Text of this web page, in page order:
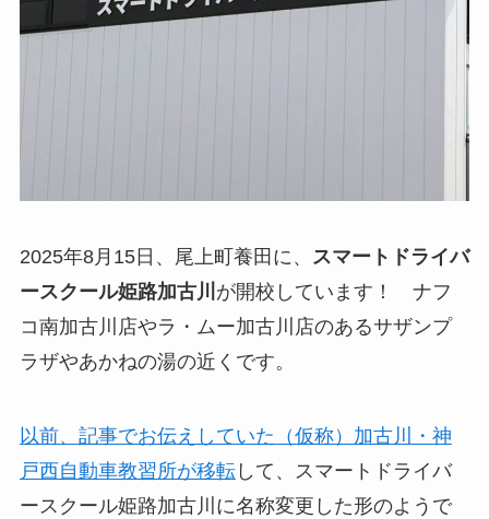
2025年8月15日、尾上町養田に、 スマートドライバ
ースクール姫路加古川 が開校しています！ ナフ
コ南加古川店やラ・ムー加古川店のあるサザンプ
ラザやあかねの湯の近くです。
以前、記事でお伝えしていた（仮称）加古川・神
戸西自動車教習所が移転して、スマートドライバ
ースクール姫路加古川に名称変更した形のようで